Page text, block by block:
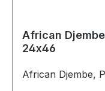
African
24x46
African Djembe,